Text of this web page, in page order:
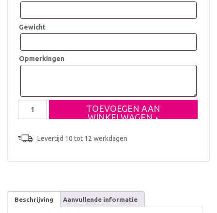
Gewicht
Opmerkingen
jungle
met
leeuw
TOEVOEGEN AAN
WINKELWAGEN
Levertijd 10 tot 12 werkdagen
Beschrijving Aanvullende informatie